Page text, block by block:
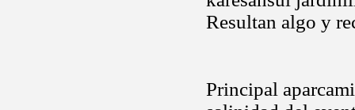
Resultan algo y
Principal